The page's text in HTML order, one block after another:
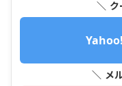
＼ ク
＼ メ